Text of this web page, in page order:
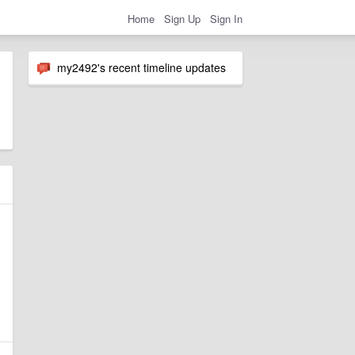
Home Sign Up Sign In
my2492's recent timeline updates